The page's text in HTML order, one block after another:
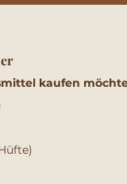
kaufen